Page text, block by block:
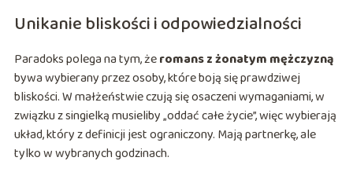
Unikanie bliskości i odpowiedzialności
Paradoks polega na tym, żeromans z żonatym mężczyzną
bywa wybierany przez osoby, które boją się prawdziwej
bliskości. W małżeństwie czują się osaczeni wymaganiami, w
związku z singielką musieliby „oddać całe życie”, więc wybierają
układ, który z definicji jest ograniczony. Mają partnerkę, ale
tylko w wybranych godzinach.